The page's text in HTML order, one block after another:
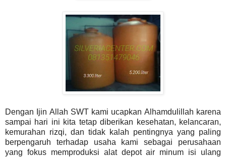
Dengan Ijin Allah SWT kami ucapkan Alhamdulillah karena
sampai hari ini kita tetap diberikan kesehatan, kelancaran,
kemurahan rizqi, dan tidak kalah pentingnya yang paling
berpengaruh terhadap usaha kami sebagai perusahaan
yang fokus memproduksi alat depot air minum isi ulang